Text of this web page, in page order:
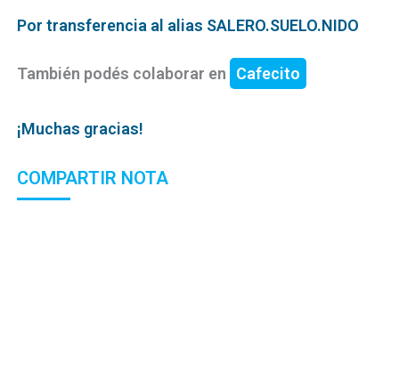
Por transferencia al alias SALERO.SUELO.NIDO
También podés colaborar en Cafecito
¡Muchas gracias!
COMPARTIR NOTA